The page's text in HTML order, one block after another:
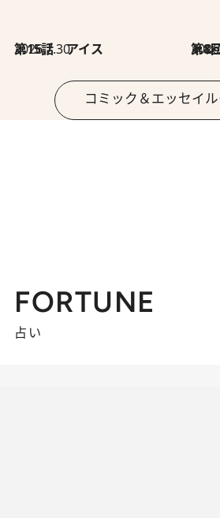
2026.7.30
第15話 アイス 第8回「同
コミック＆エッセイ
FORTUNE
占い